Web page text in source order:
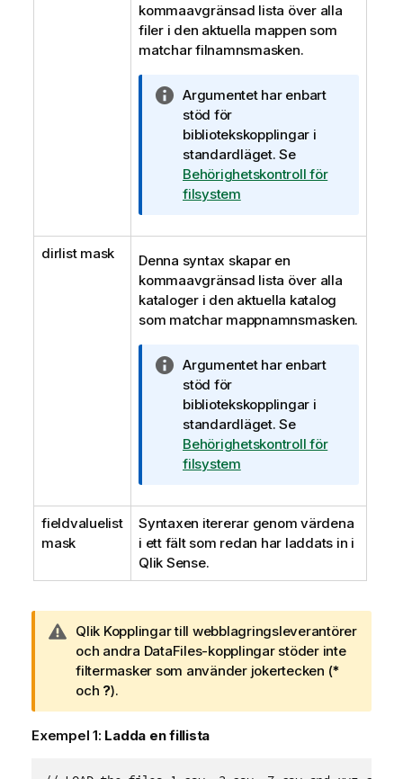
kommaavgränsad lista över alla
filer i den aktuella mappen som
matchar filnamnsmasken.
A
n
t
e
c
k
i
g
m
f
o
r
m
a
t
o
n
Argumentet har enbart
stöd för
bibliotekskopplingar i
standardläget.Se
Behörighetskontroll för
filsystem
dirlist mask
Denna syntax skapar en
kommaavgränsad lista över alla
kataloger i den aktuella katalog
som matchar mappnamnsmasken.
A
n
t
e
c
k
i
n
g
o
m
f
o
r
t
Argumentet har enbart
stöd för
bibliotekskopplingar i
standardläget.Se
Behörighetskontroll för
filsystem
fieldvaluelist
mask
Syntaxen itererar genom värdena
i ett fält som redan har laddats in i
Qlik Sense.
A
n
t
e
c
k
Qlik Kopplingar till webblagringsleverantörer
och andra DataFiles-kopplingar stöder inte
filtermasker som använder jokertecken (*
och ?).
Exempel 1: Ladda en fillista